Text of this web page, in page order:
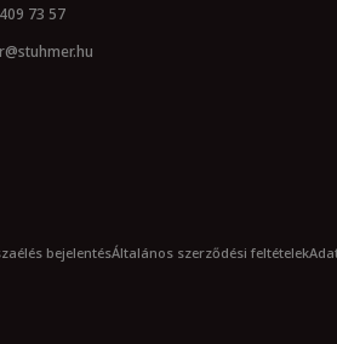
73 57
bejelentésÁltalános szerződési feltételek